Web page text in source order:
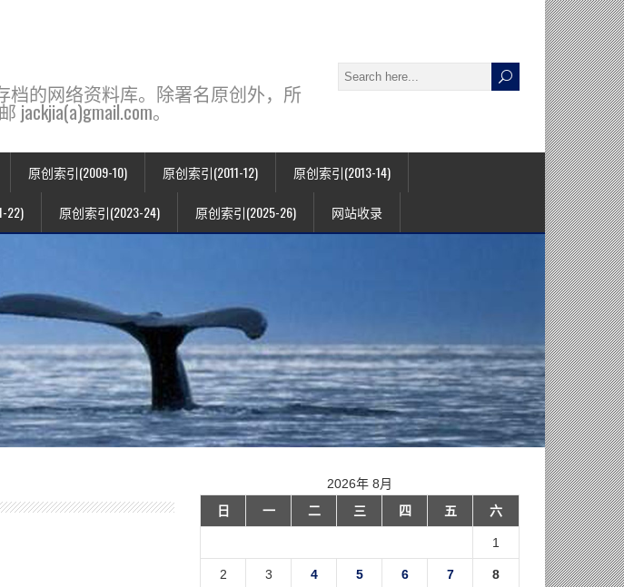
档的网络资料库。除署名原创外，所
。
原创索引(2009-10) 原创索引(2011-12) 原创索引(2013-14)
22) 原创索引(2023-24) 原创索引(2025-26) 网站收录
2026年 8月
日
一 二 三 四 五 六
1
2 3 4 5 6 7 8